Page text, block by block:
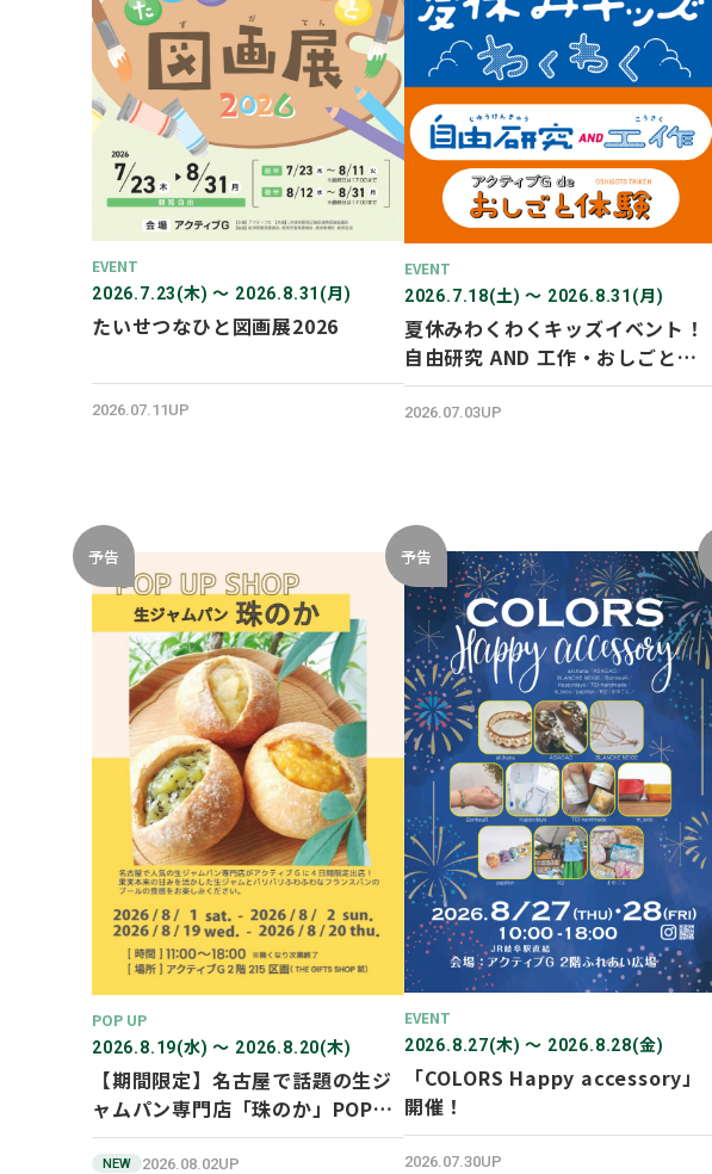
EVENT
2026.7.23(木) 〜 2026.8.31(月)
たいせつなひと図画展2026
2026.07.11UP
EVENT
2026.7.18(土) 〜 2026.8.31(月)
夏休みわくわくキッズイベント！
自由研究 AND 工作・おしごと体
験！
2026.07.03UP
予告
POP UP
2026.8.19(水) 〜 2026.8.20(木)
【期間限定】名古屋で話題の生ジ
ャムパン専門店「珠のか」POP
UP SHOP
NEW 2026.08.02UP
予告
EVENT
2026.8.27(木) 〜 2026.8.28(金)
「COLORS Happy accessory」
開催！
2026.07.30UP